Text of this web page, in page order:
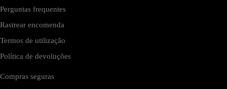
Perguntas frequentes
Rastrear encomenda
Termos de utilização
Política de devoluções
Compras seguras